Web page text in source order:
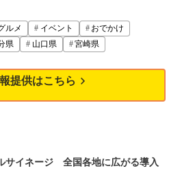
ルメ イベント
おでかけ
県 山口県 宮崎県
提供はこちら
サイネージ 全国各地に広がる導入